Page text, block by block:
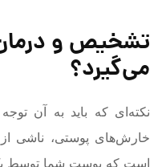
تشخیص و
می‌گیرد؟
نکته‌ای که باید به آن
خارش‌های پوستی، ناشی از
است که پوست شما